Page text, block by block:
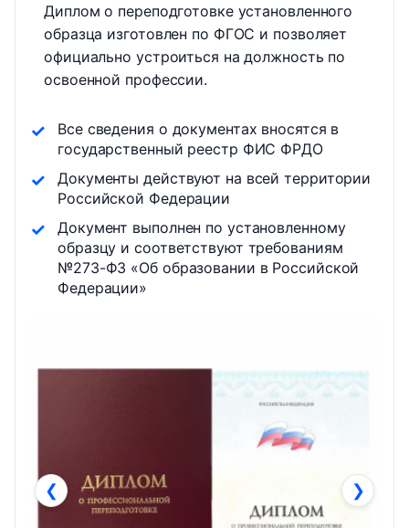
Диплом о переподготовке установленного
образца изготовлен по ФГОС и позволяет
официально устроиться на должность по
освоенной профессии.
Все сведения о документах вносятся в
государственный реестр ФИС ФРДО
Документы действуют на всей территории
Российской Федерации
Документ выполнен по установленному
образцу и соответствуют требованиям
№273-ФЗ «Об образовании в Российской
Федерации»
❮ ❯